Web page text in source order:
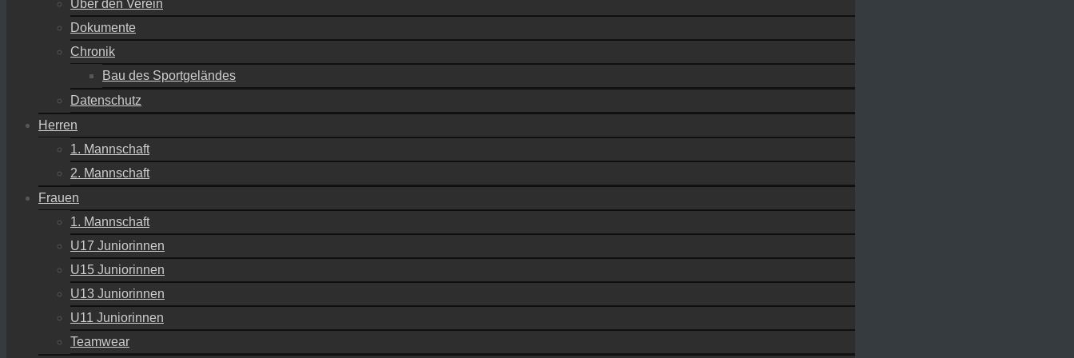
Über den Verein
Dokumente
Chronik
Bau des Sportgeländes
Datenschutz
Herren
1. Mannschaft
2. Mannschaft
Frauen
1. Mannschaft
U17 Juniorinnen
U15 Juniorinnen
U13 Juniorinnen
U11 Juniorinnen
Teamwear